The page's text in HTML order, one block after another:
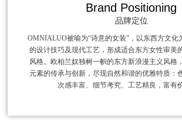
Brand Positioning
品牌定位
OMNIALUO被喻为“诗意的女装”，以东西方文化
的设计技巧及现代工艺，形成适合东方女性审美
风格。欧柏兰奴独树一帜的东方新浪漫主义风格
元素的传承与创新，尽现自然和谐的优雅特质：
次感丰富、细节考究、工艺精良，富有